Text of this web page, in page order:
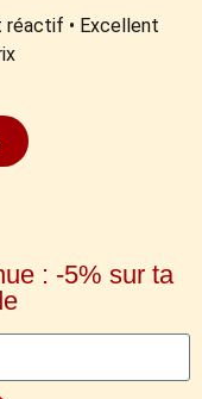
réactif • Excellent
: -5% sur ta